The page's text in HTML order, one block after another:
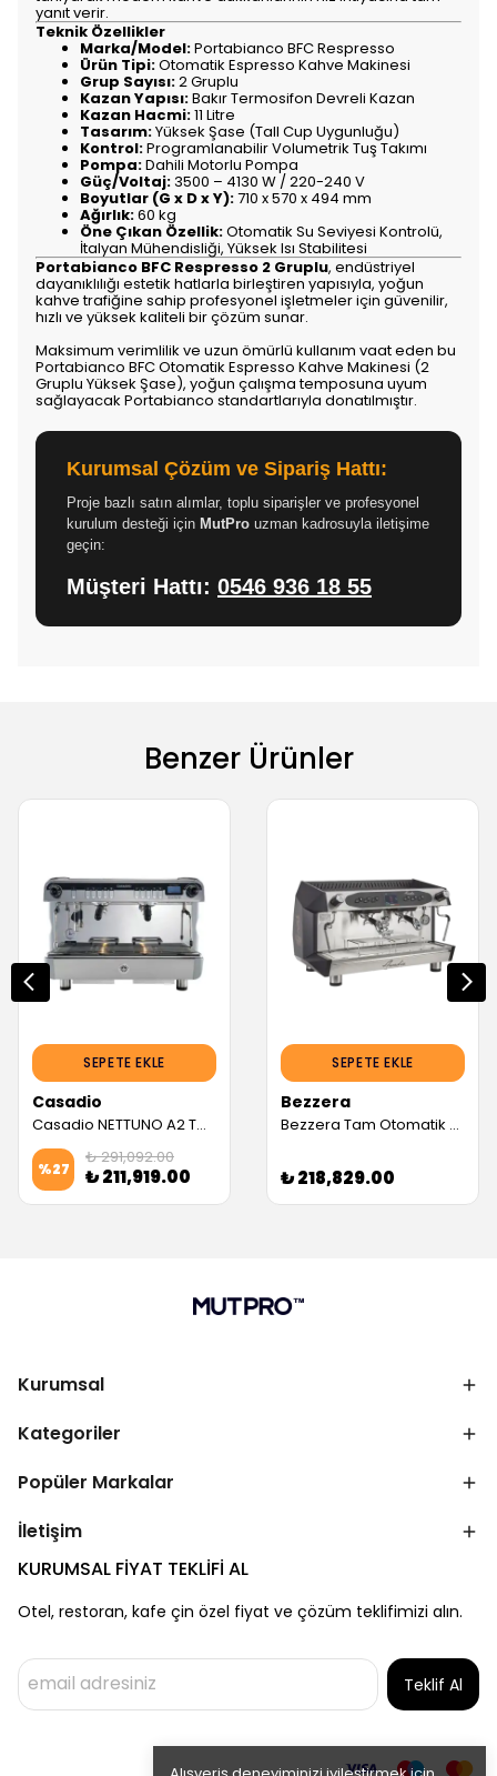
yanıt verir.
Teknik Özellikler
Marka/Model:Portabianco BFC Respresso
Ürün Tipi:Otomatik Espresso Kahve Makinesi
Grup Sayısı:2 Gruplu
Kazan Yapısı:Bakır Termosifon Devreli Kazan
Kazan Hacmi:11 Litre
Tasarım:Yüksek Şase (Tall Cup Uygunluğu)
Kontrol:Programlanabilir Volumetrik Tuş Takımı
Pompa:Dahili Motorlu Pompa
Güç/Voltaj:3500 – 4130 W / 220-240 V
Boyutlar (G x D x Y):710 x 570 x 494 mm
Ağırlık:60 kg
Öne Çıkan Özellik:Otomatik Su Seviyesi Kontrolü,
İtalyan Mühendisliği, Yüksek Isı Stabilitesi
Portabianco BFC Respresso 2 Gruplu, endüstriyel
dayanıklılığı estetik hatlarla birleştiren yapısıyla, yoğun
kahve trafiğine sahip profesyonel işletmeler için güvenilir,
hızlı ve yüksek kaliteli bir çözüm sunar.
Maksimum verimlilik ve uzun ömürlü kullanım vaat eden bu
Portabianco BFC Otomatik Espresso Kahve Makinesi (2
Gruplu Yüksek Şase), yoğun çalışma temposuna uyum
sağlayacak Portabianco standartlarıyla donatılmıştır.
Kurumsal Çözüm ve Sipariş Hattı:
Proje bazlı satın alımlar, toplu siparişler ve profesyonel
kurulum desteği için MutPro uzman kadrosuyla iletişime
geçin:
Müşteri Hattı: 0546 936 18 55
Benzer Ürünler
SEPETE EKLE
Casadio
Casadio NETTUNO A2 TC Tam Otomatik Espresso Kahve Makinesi, Tall Cup (2 Gruplu, Beyaz)
%27
₺ 291,092.00
₺ 211,919.00
SEPETE EKLE
Bezzera
Bezzera Tam Otomatik Espresso Kahve Makinesi, 2 Gruplu (ARCADIA DE PID) (Servis Garantili)
₺ 218,829.00
Kurumsal
Kategoriler
Popüler Markalar
İletişim
KURUMSAL FİYAT TEKLİFİ AL
Otel, restoran, kafe çin özel fiyat ve çözüm teklifimizi alın.
Teklif Al